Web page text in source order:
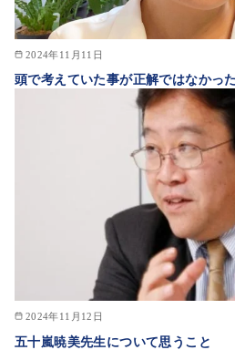
2024年11月11日
頭で考えていた事が正解ではなかった
2024年11月12日
五十嵐暁美先生について思うこと